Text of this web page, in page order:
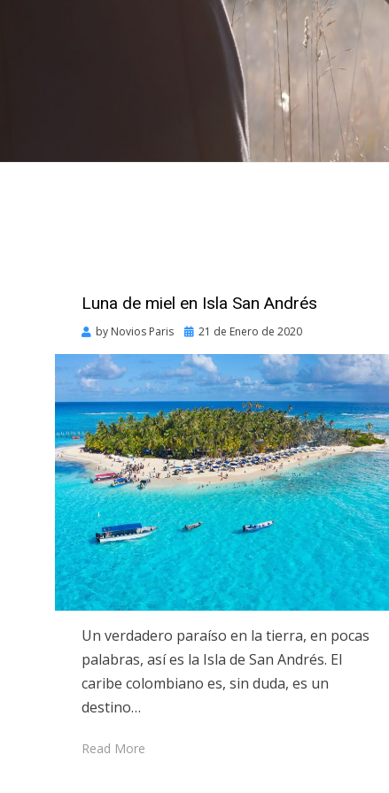
Luna de miel en Isla San Andrés
by Novios Paris
Posted
21 de Enero de 2020
Un verdadero paraíso en la tierra, en pocas
palabras, así es la Isla de San Andrés. El
caribe colombiano es, sin duda, es un
destino…
Read More